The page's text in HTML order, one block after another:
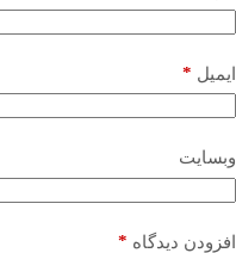
ایمیل *
وبسایت
افزودن دیدگاه *